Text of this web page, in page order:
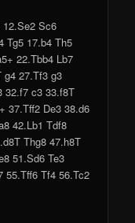
Sc6
Tg5 17.b4 Th5
22.Tbb4 Lb7
g4 27.Tf3 g3
32.f7 c3 33.f8T
37.Tff2 De3 38.d6
42.Lb1 Tdf8
Thg8 47.h8T
51.Sd6 Te3
55.Tff6 Tf4 56.Tc2